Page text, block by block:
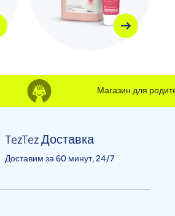
Магазин для
TezTez Доставка
Доставим за 60 минут, 24/7